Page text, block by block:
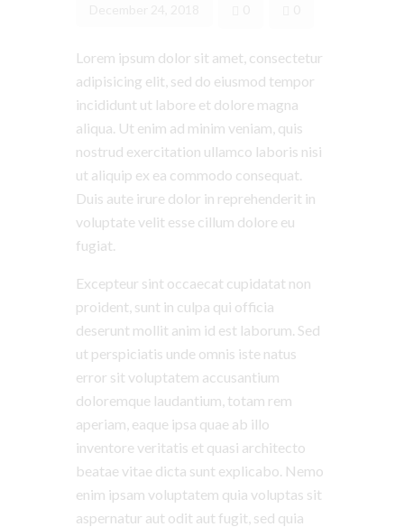
Lorem ipsum dolor sit amet, consectetur
adipisicing elit, sed do eiusmod tempor
incididunt ut labore et dolore magna
aliqua. Ut enim ad minim veniam, quis
nostrud exercitation ullamco laboris nisi
ut aliquip ex ea commodo consequat.
Duis aute irure dolor in reprehenderit in
voluptate velit esse cillum dolore eu
fugiat.
Excepteur sint occaecat cupidatat non
proident, sunt in culpa qui officia
deserunt mollit anim id est laborum. Sed
ut perspiciatis unde omnis iste natus
error sit voluptatem accusantium
doloremque laudantium, totam rem
aperiam, eaque ipsa quae ab illo
inventore veritatis et quasi architecto
beatae vitae dicta sunt explicabo. Nemo
enim ipsam voluptatem quia voluptas sit
aspernatur aut odit aut fugit, sed quia